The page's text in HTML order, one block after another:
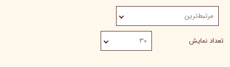
مرتبط‌ترین
تعداد نمایش ۳۰